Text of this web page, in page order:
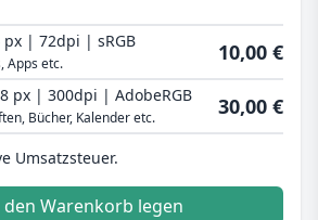
px | 72dpi | sRGB
Apps etc. 10,00 €
px | 300dpi | AdobeRGB
Bücher, Kalender etc. 30,00 €
Umsatzsteuer.
den Warenkorb legen